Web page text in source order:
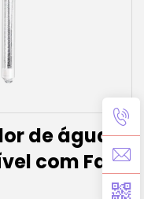
de água
com Far